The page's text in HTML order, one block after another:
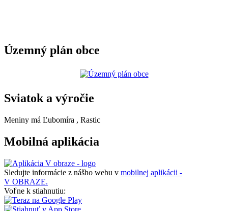
Územný plán obce
Sviatok a výročie
Meniny má Ľubomíra , Rastic
Mobilná aplikácia
Sledujte informácie z nášho webu v mobilnej aplikácii -
V OBRAZE.
Voľne k stiahnutiu: